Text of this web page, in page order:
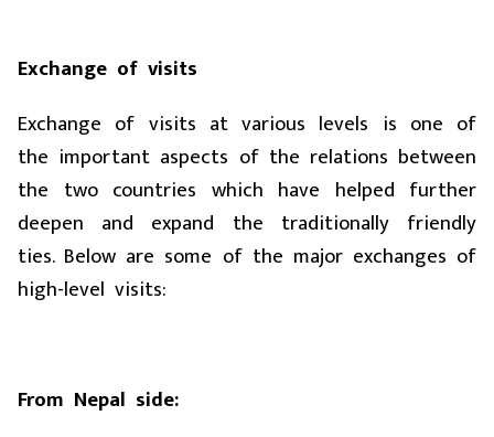
Exchange of visits
Exchange of visits at various levels is one of
the important aspects of the relations between
the two countries which have helped further
deepen and expand the traditionally friendly
ties. Below are some of the major exchanges of
high-level visits:
From Nepal side: